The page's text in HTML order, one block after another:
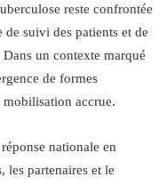
reste confrontée
suivi des patients et de
un contexte marqué
de formes
mobilisation accrue.
nationale en
les partenaires et le